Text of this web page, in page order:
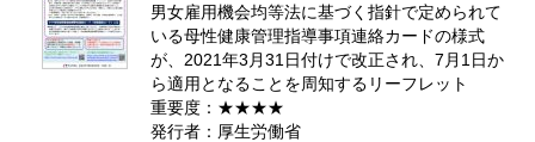
男女雇用機会均等法に基づく指針で定められて
いる母性健康管理指導事項連絡カードの様式
が、2021年3月31日付けで改正され、7月1日か
ら適用となることを周知するリーフレット
重要度：★★★★
発行者：厚生労働省